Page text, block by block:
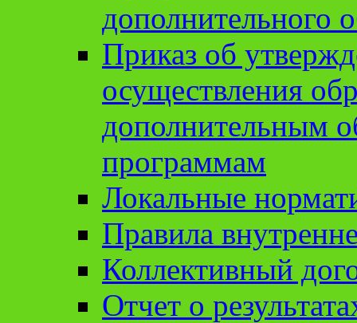
дополнительного
Приказ об
осуществления
дополнительным
программам
Локальные
Правила
Коллективный
Отчет о